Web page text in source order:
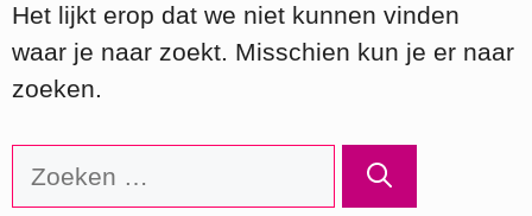
Het lijkt erop dat we niet kunnen vinden
waar je naar zoekt. Misschien kun je er naar
zoeken.
Zoek